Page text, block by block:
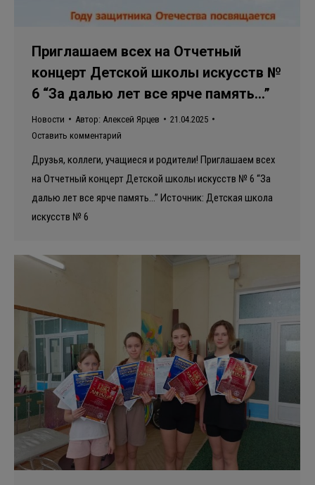
Приглашаем всех на Отчетный
концерт Детской школы искусств №
6 “За далью лет все ярче память…”
Новости Автор: Алексей Ярцев
21.04.2025
Оставить комментарий
Друзья, коллеги, учащиеся и родители! Приглашаем всех
на Отчетный концерт Детской школы искусств № 6 “За
далью лет все ярче память…” Источник: Детская школа
искусств № 6